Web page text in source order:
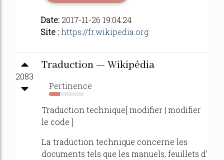
Date: 2017-11-26 19:04:24
Site :https://fr.wikipedia.org
2083
Traduction — Wikipédia
Pertinence
31%
Traduction technique[ modifier | modifier
le code ]
La traduction technique concerne les
documents tels que les manuels, feuillets d'